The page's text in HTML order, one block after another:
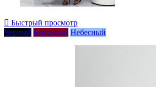
 Быстрый просмотр
Черный Бордовый Небесный